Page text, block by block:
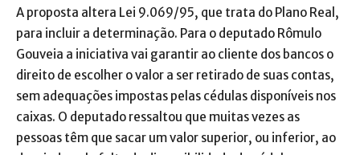
A proposta altera Lei 9.069/95, que trata do Plano Real,
para incluir a determinação. Para o deputado Rômulo
Gouveia a iniciativa vai garantir ao cliente dos bancos o
direito de escolher o valor a ser retirado de suas contas,
sem adequações impostas pelas cédulas disponíveis nos
caixas. O deputado ressaltou que muitas vezes as
pessoas têm que sacar um valor superior, ou inferior, ao